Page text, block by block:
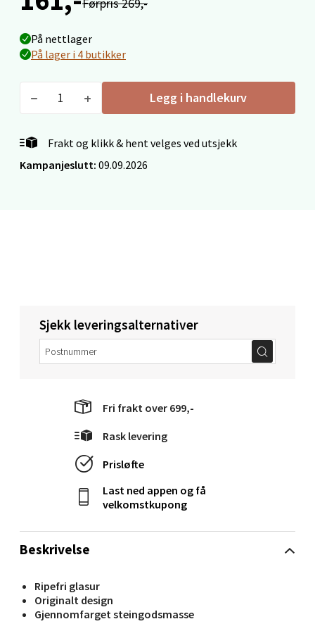
Førpris 269,-
På nettlager
På lager i 4 butikker
Legg i handlekurv
Frakt og klikk & hent velges ved utsjekk
Kampanjeslutt: 09.09.2026
Beskrivelse
Ripefri glasur
Originalt design
Gjennomfarget steingodsmasse
Sjekk leveringsalternativer
Fri frakt over 699,-
Rask levering
Prisløfte
Last ned appen og få
velkomstkupong
Mo i Rana - Thon Senter Mo i Rana
Åpent i dag 09-19
Velg
Molde - Moldetorget
Torget 1, 6413 Molde
0 i butikk
Narvik - Thon Senter Malmporten
Bolagsgata 1, 8514 Narvik